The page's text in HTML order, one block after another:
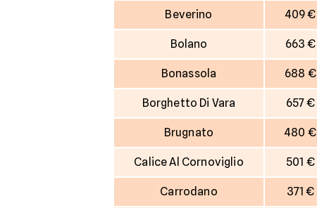
Beverino 409 €
Bolano 663 €
Bonassola 688 €
Borghetto Di Vara 657 €
Brugnato 480 €
Calice Al Cornoviglio 501 €
Carrodano 371 €